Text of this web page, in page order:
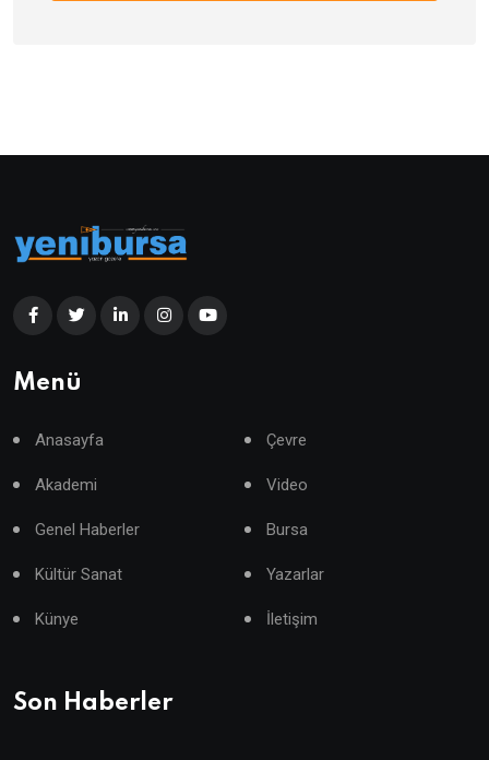
Menü
Anasayfa Çevre
Akademi Video
Genel Haberler Bursa
Kültür Sanat Yazarlar
Künye İletişim
Son Haberler